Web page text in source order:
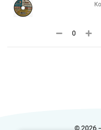
© 2026